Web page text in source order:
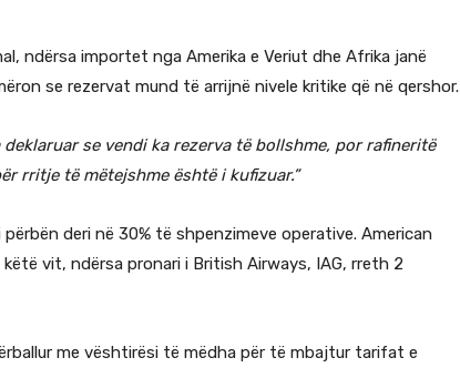
ndërsa importet nga Amerika e Veriut dhe Afrika janë
se rezervat mund të arrijnë nivele kritike që në qershor.
se vendi ka rezerva të bollshme, por rafineritë
rritje të mëtejshme është i kufizuar.”
deri në 30% të shpenzimeve operative. American
vit, ndërsa pronari i British Airways, IAG, rreth 2
me vështirësi të mëdha për të mbajtur tarifat e